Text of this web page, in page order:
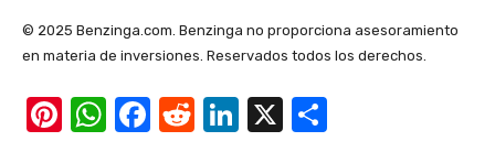
© 2025 Benzinga.com. Benzinga no proporciona asesoramiento
en materia de inversiones. Reservados todos los derechos.
Pi W F
R
Li
X